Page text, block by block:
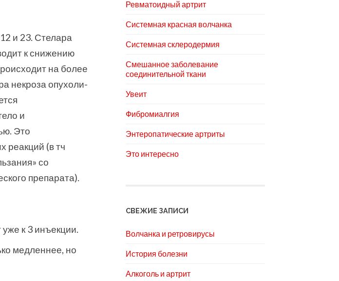
и 23. Стелара
к снижению
на более
некроза опухоли-
и
Это
реакций (в тч
со
препарата).
к 3 инъекции.
медленнее, но
Ревматоидный артрит
Системная красная волчанка
Системная склеродермия
Смешанное заболевание
соединительной ткани
Увеит
Фибромиалгия
Энтеропатические артриты
Это интересно
СВЕЖИЕ ЗАПИСИ
Волчанка и ретровирусы
История болезни
Алкоголь и артрит